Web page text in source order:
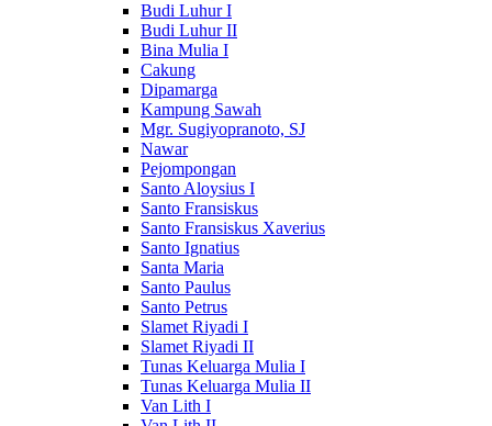
Budi Luhur I
Budi Luhur II
Bina Mulia I
Cakung
Dipamarga
Kampung Sawah
Mgr. Sugiyopranoto, SJ
Nawar
Pejompongan
Santo Aloysius I
Santo Fransiskus
Santo Fransiskus Xaverius
Santo Ignatius
Santa Maria
Santo Paulus
Santo Petrus
Slamet Riyadi I
Slamet Riyadi II
Tunas Keluarga Mulia I
Tunas Keluarga Mulia II
Van Lith I